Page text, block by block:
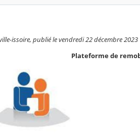
issoire, publié le vendredi 22 décembre
Plateforme de